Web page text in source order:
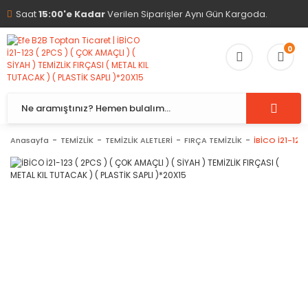
Saat15:00'e KadarVerilen Siparişler Aynı Gün Kargoda.
0
Anasayfa TEMİZLİK TEMİZLİK ALETLERİ FIRÇA TEMİZLİK İBİCO İ21-123